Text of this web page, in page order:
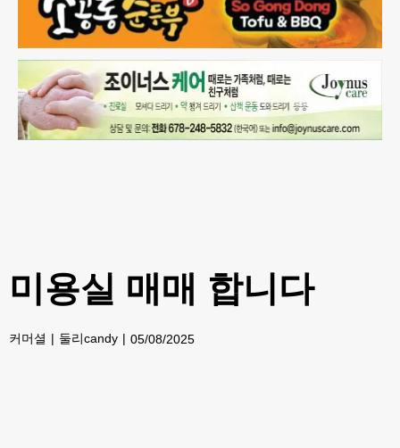
미용실 매매 합니다
커머셜 둘리candy 05/08/2025